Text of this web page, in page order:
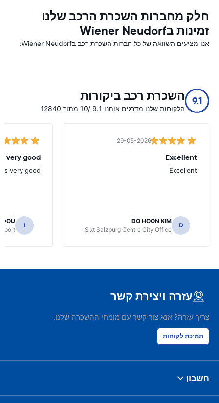
חלק מחברות השכרת הרכב שלנו
זמינות בWiener Neudorf
אנו מציעים השוואה של כל חברות השכרת רכב בWiener Neudorf:
9.1 השכרת רכב ביקורות
הלקוחות שלנו מדרגים אותנו 9.1 /10 מתוך 12840
29-05-2026
Excellent
Excellent
D
DO HOON KIM
Sixt Salzburg Centre City Office
very good
very good
I
עזרה ויצירת קשר
צריך עזרה? אנא צור קשר עם מומחי ההשכרה שלנו.
תמיכת לקוחות
חשבון